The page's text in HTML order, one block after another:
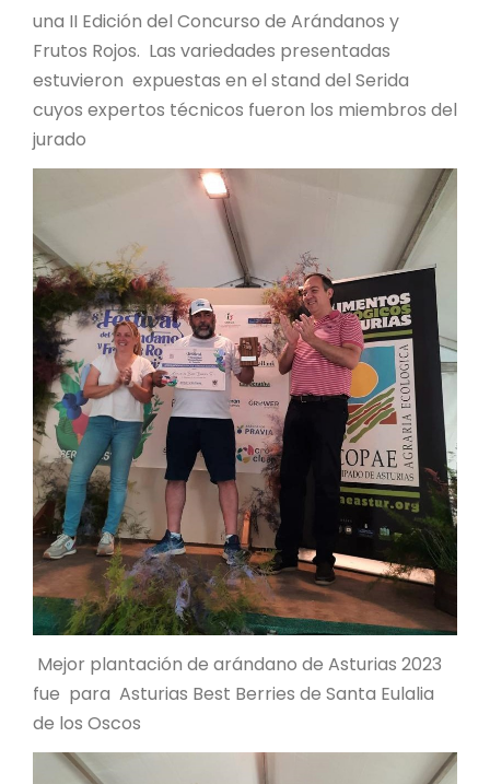
una II Edición del Concurso de Arándanos y
Frutos Rojos. Las variedades presentadas
estuvieron expuestas en el stand del Serida
cuyos expertos técnicos fueron los miembros del
jurado
Mejor plantación de arándano de Asturias 2023
fue para Asturias Best Berries de Santa Eulalia
de los Oscos